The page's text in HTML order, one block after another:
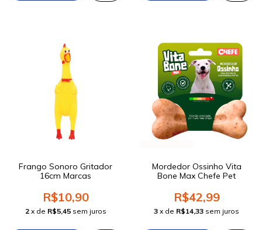
Frango Sonoro Gritador
16cm Marcas
R$10,90
2 x de R$5,45 sem juros
Mordedor Ossinho Vita
Bone Max Chefe Pet
R$42,99
3 x de R$14,33 sem juros